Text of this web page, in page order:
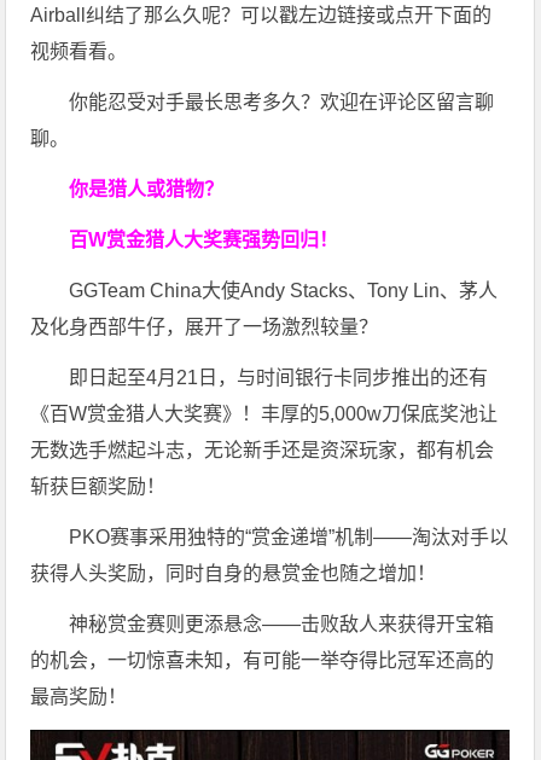
Airball纠结了那么久呢？可以戳左边链接或点开下面的
视频看看。
你能忍受对手最长思考多久？欢迎在评论区留言聊
聊。
你是猎人或猎物？
百W赏金猎人大奖赛强势回归！
GGTeam China大使Andy Stacks、Tony Lin、茅人
及化身西部牛仔，展开了一场激烈较量？
即日起至4月21日，与时间银行卡同步推出的还有
《百W赏金猎人大奖赛》！丰厚的5,000w刀保底奖池让
无数选手燃起斗志，无论新手还是资深玩家，都有机会
斩获巨额奖励！
PKO赛事采用独特的“赏金递增”机制——淘汰对手以
获得人头奖励，同时自身的悬赏金也随之增加！
神秘赏金赛则更添悬念——击败敌人来获得开宝箱
的机会，一切惊喜未知，有可能一举夺得比冠军还高的
最高奖励！